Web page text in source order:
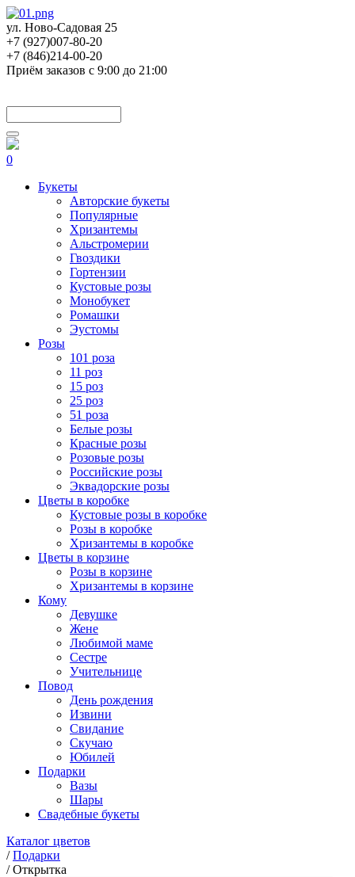
ул. Ново-Садовая 25
+7 (927)007-80-20
+7 (846)214-00-20
Приём заказов с 9:00 до 21:00
0
Букеты
Авторские букеты
Популярные
Хризантемы
Альстромерии
Гвоздики
Гортензии
Кустовые розы
Монобукет
Ромашки
Эустомы
Розы
101 роза
11 роз
15 роз
25 роз
51 роза
Белые розы
Красные розы
Розовые розы
Российские розы
Эквадорские розы
Цветы в коробке
Кустовые розы в коробке
Розы в коробке
Хризантемы в коробке
Цветы в корзине
Розы в корзине
Хризантемы в корзине
Кому
Девушке
Жене
Любимой маме
Сестре
Учительнице
Повод
День рождения
Извини
Свидание
Скучаю
Юбилей
Подарки
Вазы
Шары
Свадебные букеты
Каталог цветов
/Подарки
/Открытка